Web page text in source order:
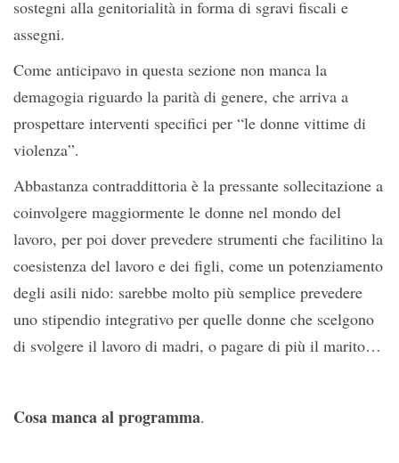
sostegni alla genitorialità in forma di sgravi fiscali e
assegni.
Come anticipavo in questa sezione non manca la
demagogia riguardo la parità di genere, che arriva a
prospettare interventi specifici per “le donne vittime di
violenza”.
Abbastanza contraddittoria è la pressante sollecitazione a
coinvolgere maggiormente le donne nel mondo del
lavoro, per poi dover prevedere strumenti che facilitino la
coesistenza del lavoro e dei figli, come un potenziamento
degli asili nido: sarebbe molto più semplice prevedere
uno stipendio integrativo per quelle donne che scelgono
di svolgere il lavoro di madri, o pagare di più il marito…
Cosa manca al programma.